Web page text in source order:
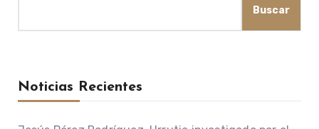
Buscar
Noticias Recientes